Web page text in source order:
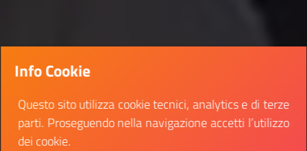
Info Cookie
Questo sito utilizza cookie tecnici, analytics e di terze
parti. Proseguendo nella navigazione accetti l’utilizzo
dei cookie.